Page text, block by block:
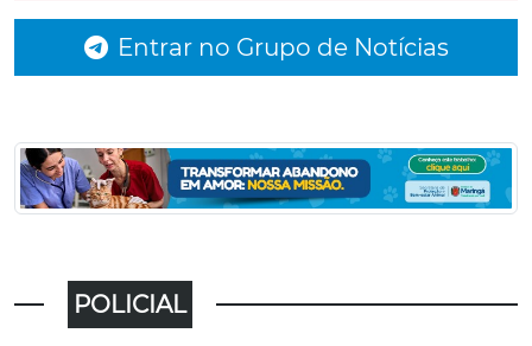
Entrar no Grupo de Notícias
POLICIAL